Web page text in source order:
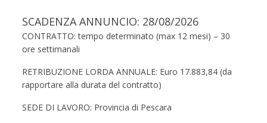
SCADENZA ANNUNCIO: 28/08/2026
CONTRATTO: tempo determinato (max 12 mesi) – 30
ore settimanali
RETRIBUZIONE LORDA ANNUALE: Euro 17.883,84 (da
rapportare alla durata del contratto)
SEDE DI LAVORO: Provincia di Pescara